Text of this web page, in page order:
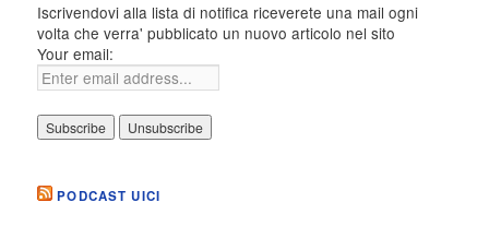
Iscrivendovi alla lista di notifica riceverete una mail ogni
volta che verra' pubblicato un nuovo articolo nel sito
Your email:
PODCAST UICI